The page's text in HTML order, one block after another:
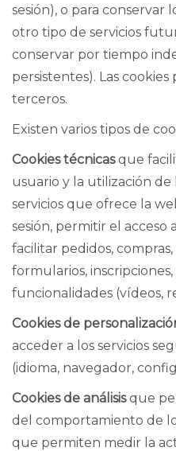
sesión), o para conservar
otro tipo de servicios
conservar por tiempo
persistentes). Las
terceros.
Existen varios tipos de
Cookies técnicasque
usuario y la utilización de
servicios que ofrece la
sesión, permitir el acceso
facilitar pedidos,
formularios,
funcionalidades (vídeos,
Cookies de
acceder a los servicios
(idioma, navegador,
Cookies de análisisque
del comportamiento de
que permiten medir la